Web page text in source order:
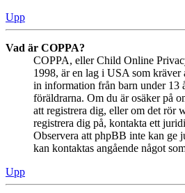
Upp
Vad är COPPA?
COPPA, eller Child Online
1998, är en lag i USA som kräver
in information från barn under 13
föräldrarna. Om du är osäker på
att registrera dig, eller om det rör
registrera dig på, kontakta ett
Observera att phpBB inte kan ge
kan kontaktas angående något
Upp